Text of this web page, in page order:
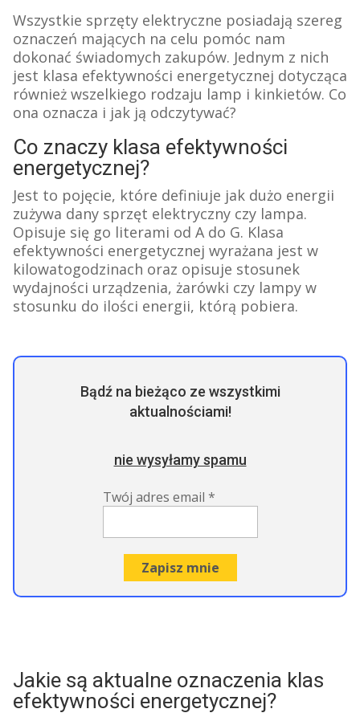
Wszystkie sprzęty elektryczne posiadają szereg
oznaczeń mających na celu pomóc nam
dokonać świadomych zakupów. Jednym z nich
jest klasa efektywności energetycznej dotycząca
również wszelkiego rodzaju lamp i kinkietów. Co
ona oznacza i jak ją odczytywać?
Co znaczy klasa efektywności
energetycznej?
Jest to pojęcie, które definiuje jak dużo energii
zużywa dany sprzęt elektryczny czy lampa.
Opisuje się go literami od A do G. Klasa
efektywności energetycznej wyrażana jest w
kilowatogodzinach oraz opisuje stosunek
wydajności urządzenia, żarówki czy lampy w
stosunku do ilości energii, którą pobiera.
Bądź na bieżąco ze wszystkimi
aktualnościami!
nie wysyłamy spamu
Twój adres email *
Jakie są aktualne oznaczenia klas
efektywności energetycznej?